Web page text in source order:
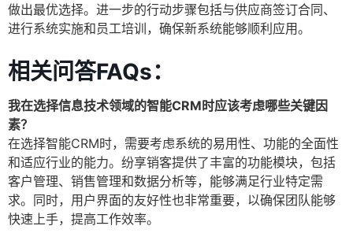
做出最优选择。进一步的行动步骤包括与供应商签订合同、
进行系统实施和员工培训，确保新系统能够顺利应用。
相关问答FAQs：
我在选择信息技术领域的智能CRM时应该考虑哪些关键因
素？
在选择智能CRM时，需要考虑系统的易用性、功能的全面性
和适应行业的能力。纷享销客提供了丰富的功能模块，包括
客户管理、销售管理和数据分析等，能够满足行业特定需
求。同时，用户界面的友好性也非常重要，以确保团队能够
快速上手，提高工作效率。